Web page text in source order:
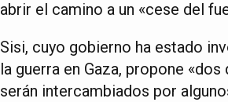
abrir el camino a un «cese del
Sisi, cuyo gobierno ha estado
la guerra en Gaza, propone
serán intercambiados por